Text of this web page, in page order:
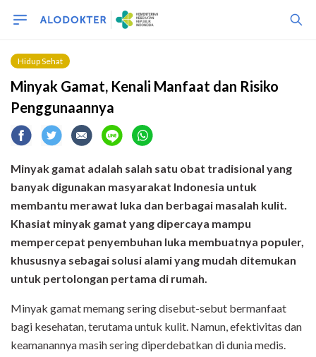
Hidup Sehat
Minyak Gamat, Kenali Manfaat dan Risiko
Penggunaannya
Minyak gamat adalah salah satu obat tradisional yang
banyak digunakan masyarakat Indonesia untuk
membantu merawat luka dan berbagai masalah kulit.
Khasiat minyak gamat yang dipercaya mampu
mempercepat penyembuhan luka membuatnya populer,
khususnya sebagai solusi alami yang mudah ditemukan
untuk pertolongan pertama di rumah.
Minyak gamat memang sering disebut-sebut bermanfaat
bagi kesehatan, terutama untuk kulit. Namun, efektivitas dan
keamanannya masih sering diperdebatkan di dunia medis.